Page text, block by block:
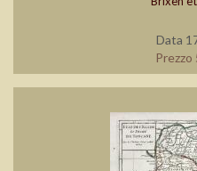
Data
Prezzo